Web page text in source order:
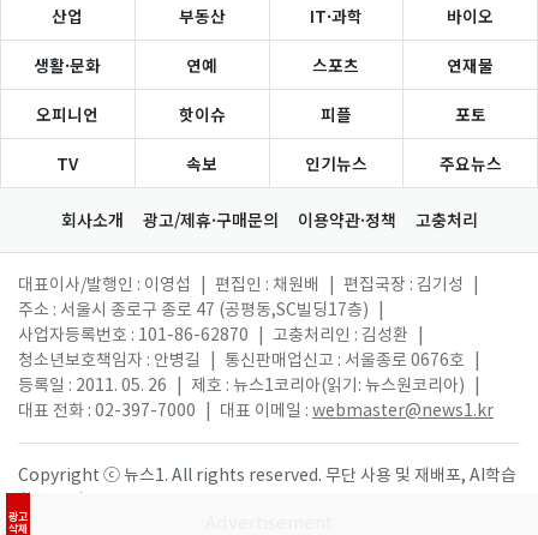
광고
삭제
산업 부동산 IT·과학 바이오
생활·문화 연예 스포츠 연재물
오피니언 핫이슈 피플 포토
TV 속보 인기뉴스 주요뉴스
회사소개 광고/제휴·구매문의 이용약관·정책 고충처리
대표이사/발행인 : 이영섭 편집인 : 채원배 편집국장 : 김기성
주소 : 서울시 종로구 종로 47 (공평동,SC빌딩17층)
사업자등록번호 : 101-86-62870
고충처리인 : 김성환
청소년보호책임자 : 안병길
통신판매업신고 : 서울종로 0676호
등록일 : 2011. 05. 26
제호 : 뉴스1코리아(읽기: 뉴스원코리아)
대표 전화 : 02-397-7000
대표 이메일 : webmaster@news1.kr
Copyright ⓒ 뉴스1. All rights reserved. 무단 사용 및 재배포, AI학습
활용 금지.